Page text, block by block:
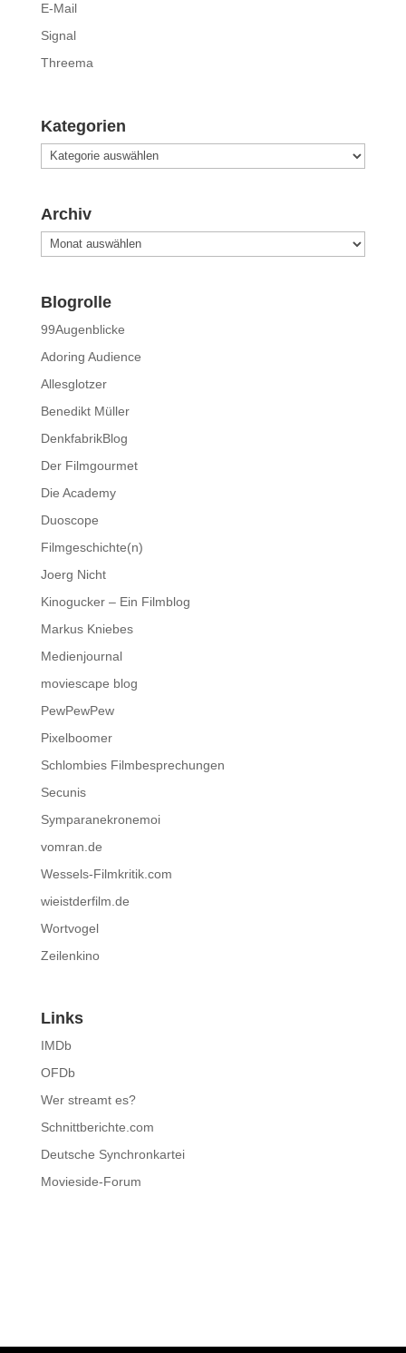
E-Mail
Signal
Threema
Kategorien
Kategorien
Archiv
Archiv
Blogrolle
99Augenblicke
Adoring Audience
Allesglotzer
Benedikt Müller
DenkfabrikBlog
Der Filmgourmet
Die Academy
Duoscope
Filmgeschichte(n)
Joerg Nicht
Kinogucker – Ein Filmblog
Markus Kniebes
Medienjournal
moviescape blog
PewPewPew
Pixelboomer
Schlombies Filmbesprechungen
Secunis
Symparanekronemoi
vomran.de
Wessels-Filmkritik.com
wieistderfilm.de
Wortvogel
Zeilenkino
Links
IMDb
OFDb
Wer streamt es?
Schnittberichte.com
Deutsche Synchronkartei
Movieside-Forum